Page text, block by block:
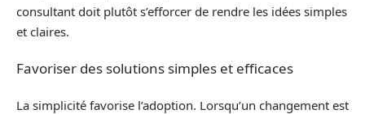
consultant doit plutôt s’efforcer de rendre les idées simples
et claires.
Favoriser des solutions simples et efficaces
La simplicité favorise l’adoption. Lorsqu’un changement est